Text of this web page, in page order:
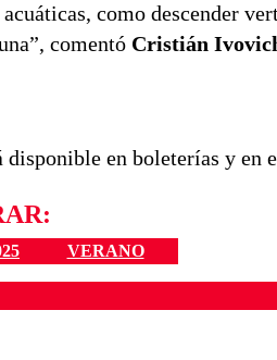
como descender
comentó Cristián
disponible en boleterías y
VERANO